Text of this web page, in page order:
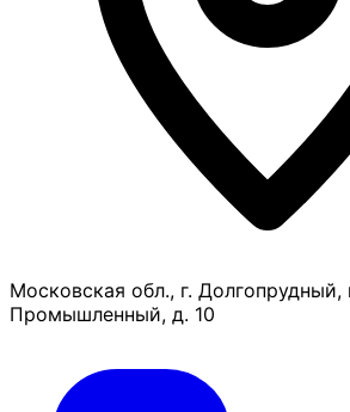
Московская обл., г. Долгопрудный,
Промышленный, д. 10